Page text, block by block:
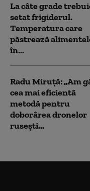
La câte grade
setat frigiderul.
Temperatura care
păstrează
în...
Radu Miruță: „Am
cea mai eficientă
metodă pentru
doborârea dronelor
rusești...